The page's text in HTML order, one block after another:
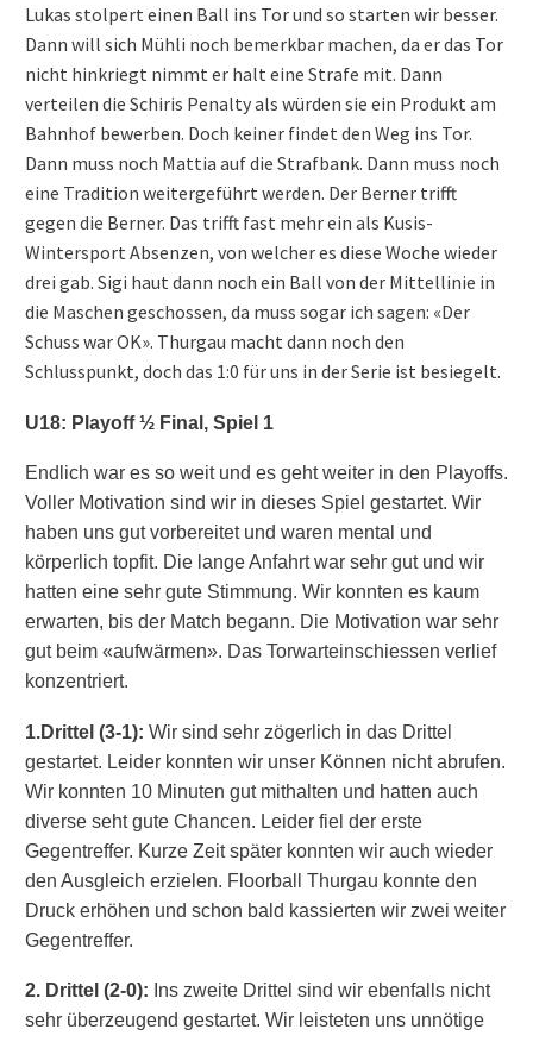
Lukas stolpert einen Ball ins Tor und so starten wir besser.
Dann will sich Mühli noch bemerkbar machen, da er das Tor
nicht hinkriegt nimmt er halt eine Strafe mit. Dann
verteilen die Schiris Penalty als würden sie ein Produkt am
Bahnhof bewerben. Doch keiner findet den Weg ins Tor.
Dann muss noch Mattia auf die Strafbank. Dann muss noch
eine Tradition weitergeführt werden. Der Berner trifft
gegen die Berner. Das trifft fast mehr ein als Kusis-
Wintersport Absenzen, von welcher es diese Woche wieder
drei gab. Sigi haut dann noch ein Ball von der Mittellinie in
die Maschen geschossen, da muss sogar ich sagen: «Der
Schuss war OK». Thurgau macht dann noch den
Schlusspunkt, doch das 1:0 für uns in der Serie ist besiegelt.
U18: Playoff ½ Final, Spiel 1
Endlich war es so weit und es geht weiter in den Playoffs.
Voller Motivation sind wir in dieses Spiel gestartet. Wir
haben uns gut vorbereitet und waren mental und
körperlich topfit. Die lange Anfahrt war sehr gut und wir
hatten eine sehr gute Stimmung. Wir konnten es kaum
erwarten, bis der Match begann. Die Motivation war sehr
gut beim «aufwärmen». Das Torwarteinschiessen verlief
konzentriert.
1.Drittel (3-1): Wir sind sehr zögerlich in das Drittel
gestartet. Leider konnten wir unser Können nicht abrufen.
Wir konnten 10 Minuten gut mithalten und hatten auch
diverse seht gute Chancen. Leider fiel der erste
Gegentreffer. Kurze Zeit später konnten wir auch wieder
den Ausgleich erzielen. Floorball Thurgau konnte den
Druck erhöhen und schon bald kassierten wir zwei weiter
Gegentreffer.
2. Drittel (2-0): Ins zweite Drittel sind wir ebenfalls nicht
sehr überzeugend gestartet. Wir leisteten uns unnötige